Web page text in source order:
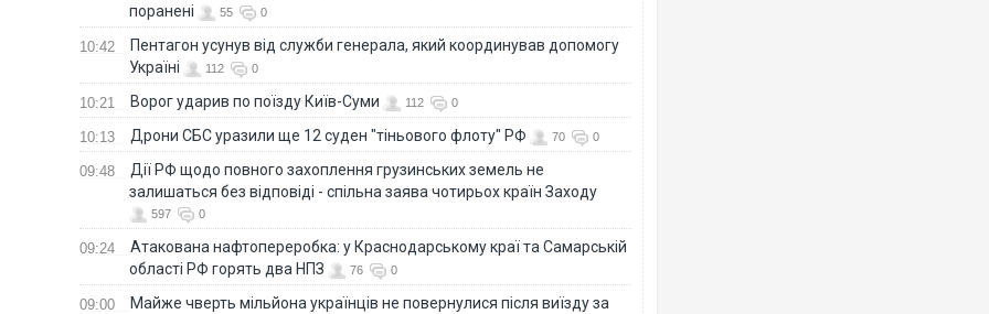
поранені
55 0
10:42
Пентагон усунув від служби генерала, який координував допомогу
Україні
112 0
10:21 Ворог ударив по поїзду Київ-Суми 112 0
10:13 Дрони СБС уразили ще 12 суден "тіньового флоту" РФ 70 0
09:48
Дії РФ щодо повного захоплення грузинських земель не
залишаться без відповіді - спільна заява чотирьох країн Заходу
597 0
09:24
Атакована нафтопереробка: у Краснодарському краї та Самарській
області РФ горять два НПЗ
76 0
09:00
Майже чверть мільйона українців не повернулися після виїзду за